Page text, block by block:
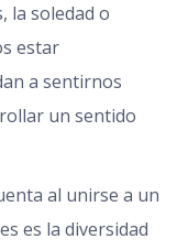
la soledad o
estar
a sentirnos
un sentido
al unirse a un
es la diversidad